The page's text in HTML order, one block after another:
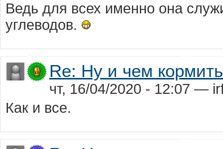
Ведь для всех именно она
углеводов.
Re: Ну и чем
чт, 16/04/2020 - 12:07 —
Как и все.